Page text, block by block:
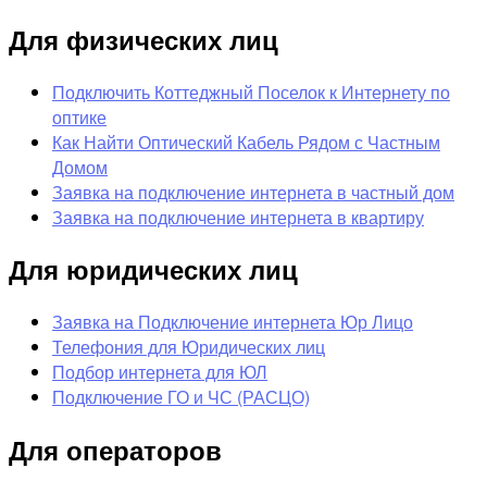
Для физических лиц
Подключить Коттеджный Поселок к Интернету по
оптике
Как Найти Оптический Кабель Рядом с Частным
Домом
Заявка на подключение интернета в частный дом
Заявка на подключение интернета в квартиру
Для юридических лиц
Заявка на Подключение интернета Юр Лицо
Телефония для Юридических лиц
Подбор интернета для ЮЛ
Подключение ГО и ЧС (РАСЦО)
Для операторов